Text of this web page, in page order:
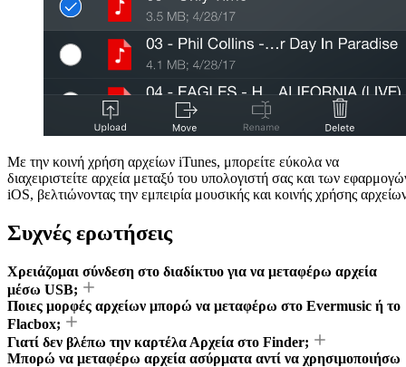
Με την κοινή χρήση αρχείων iTunes, μπορείτε εύκολα να
διαχειριστείτε αρχεία μεταξύ του υπολογιστή σας και των
iOS, βελτιώνοντας την εμπειρία μουσικής και κοινής χρήσης
Συχνές ερωτήσεις
Χρειάζομαι σύνδεση στο διαδίκτυο για να μεταφέρω αρχεία
μέσω USB;
Ποιες μορφές αρχείων μπορώ να μεταφέρω στο Evermusic ή το
Flacbox;
Γιατί δεν βλέπω την καρτέλα Αρχεία στο Finder;
Μπορώ να μεταφέρω αρχεία ασύρματα αντί να χρησιμοποιήσω